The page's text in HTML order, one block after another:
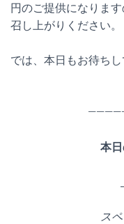
円のご提供になりま
召し上がりください。
では、本日もお待ちし
本
ス